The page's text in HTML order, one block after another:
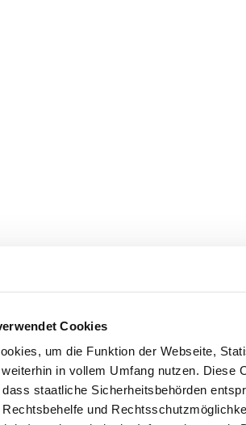
Cookies
um die Funktion der Webseite,
in vollem Umfang nutzen.
staatliche Sicherheitsbehörden
und